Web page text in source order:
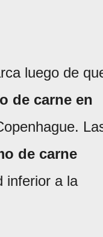
luego de
de carne en
de carne
inferior a la